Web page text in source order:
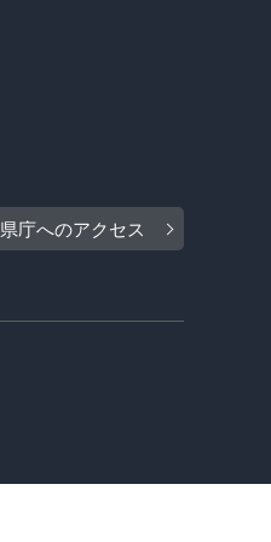
県庁へのアクセス